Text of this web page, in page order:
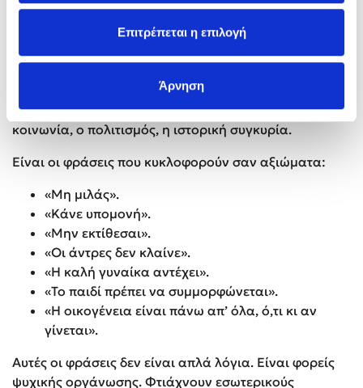
Επιτρέπεται η επιλογή
Άρνηση
τόπου μας, του φύλου μας, της ιστορίας που
προηγήθηκε.
Το συλλογικό αποτύπωμα είναι το ίχνος που αφήνει
πάνω στον ψυχισμό όχι μόνο η οικογένεια, αλλά και η
κοινωνία, ο πολιτισμός, η ιστορική συγκυρία.
Είναι οι φράσεις που κυκλοφορούν σαν αξιώματα:
«Μη μιλάς».
«Κάνε υπομονή».
«Μην εκτίθεσαι».
«Οι άντρες δεν κλαίνε».
«Η καλή γυναίκα αντέχει».
«Το παιδί πρέπει να συμμορφώνεται».
«Η οικογένεια είναι πάνω απ’ όλα, ό,τι κι αν
γίνεται».
Αυτές οι φράσεις δεν είναι απλά λόγια. Είναι φορείς
ψυχικής οργάνωσης. Φτιάχνουν εσωτερικούς